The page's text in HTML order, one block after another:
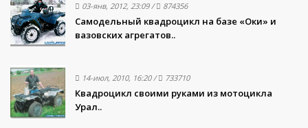
03-янв, 2012, 23:09/ 874356
Самодельный квадроцикл на базе «Оки» и
вазовских агрегатов..
14-июл, 2010, 16:20/ 733710
Квадроцикл своими руками из мотоцикла
Урал..